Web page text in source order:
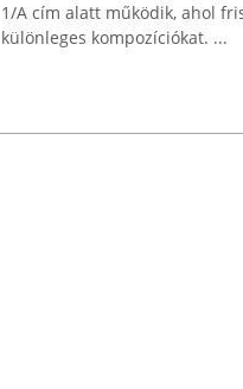
1/A cím alatt működik, ahol
különleges kompozíciókat. ...